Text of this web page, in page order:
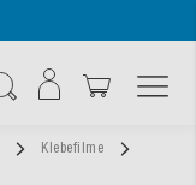
Klebefilme